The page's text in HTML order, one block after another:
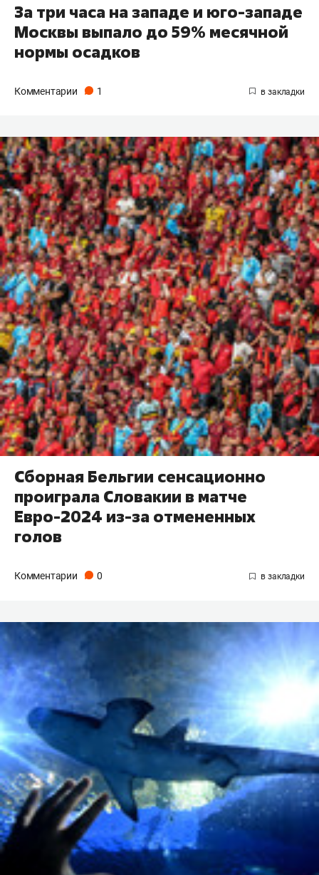
За три часа на западе и юго-западе
Москвы выпало до 59% месячной
нормы осадков
Комментарии 1
Сборная Бельгии сенсационно
проиграла Словакии в матче
Евро-2024 из-за отмененных
голов
Комментарии 0